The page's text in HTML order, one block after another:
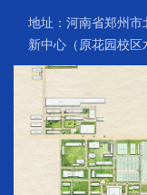
地址：河南省郑州市
新中心（原花园校区